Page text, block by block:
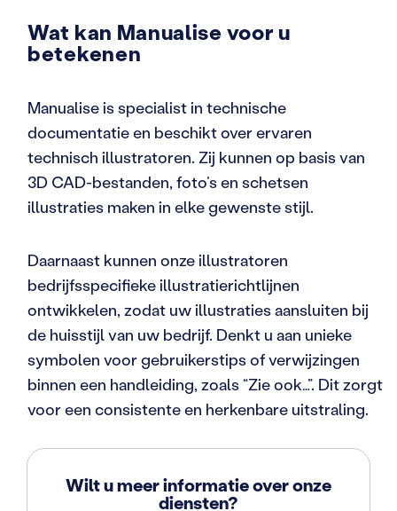
Wat kan Manualise voor u
betekenen
Manualise is specialist in technische
documentatie en beschikt over ervaren
technisch illustratoren. Zij kunnen op basis van
3D CAD-bestanden, foto’s en schetsen
illustraties maken in elke gewenste stijl.
Daarnaast kunnen onze illustratoren
bedrijfsspecifieke illustratierichtlijnen
ontwikkelen, zodat uw illustraties aansluiten bij
de huisstijl van uw bedrijf. Denkt u aan unieke
symbolen voor gebruikerstips of verwijzingen
binnen een handleiding, zoals “Zie ook…”. Dit zorgt
voor een consistente en herkenbare uitstraling.
Wilt u meer informatie over onze
diensten?